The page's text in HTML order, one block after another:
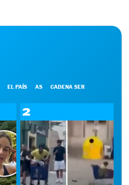
EL PAÍS AS CADENA SER
2